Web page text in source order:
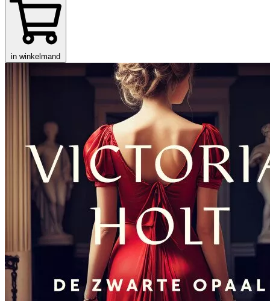
in winkelmand